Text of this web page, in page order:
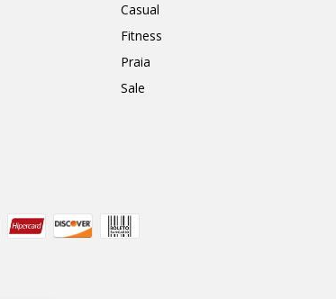
Casual
Fitness
Praia
Sale